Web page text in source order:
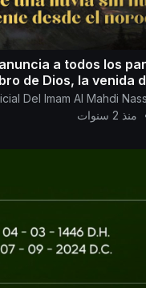
a todos los
de Dios, la venida
Del Imam Al Mahdi
منذ 2 سنوات